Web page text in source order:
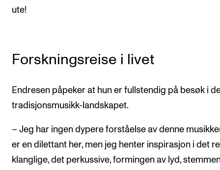
ute!
Forskningsreise i livet
Endresen påpeker at hun er fullstendig på besøk i
tradisjonsmusikk-landskapet.
– Jeg har ingen dypere forståelse av denne
er en dilettant her, men jeg henter inspirasjon i det
klanglige, det perkussive, formingen av lyd,